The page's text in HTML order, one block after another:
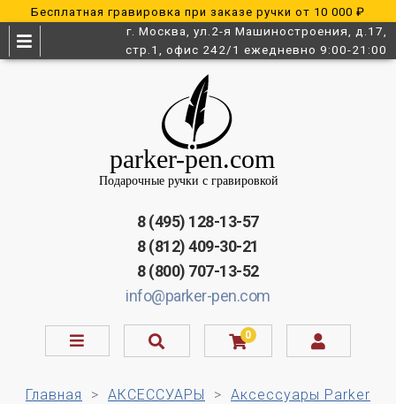
Бесплатная гравировка при заказе ручки от 10 000 ₽
г. Москва, ул.2-я Машиностроения, д.17,
стр.1, офис 242/1 ежедневно 9:00-21:00
8 (495) 128-13-57
8 (812) 409-30-21
8 (800) 707-13-52
info@parker-pen.com
0
Главная АКСЕССУАРЫ Аксессуары Parker